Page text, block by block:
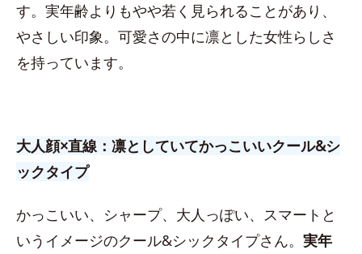
す。実年齢よりもやや若く見られることがあり、
やさしい印象。可愛さの中に凛とした女性らしさ
を持っています。
大人顔×直線：凛としていてかっこいいクール&シ
ックタイプ
かっこいい、シャープ、大人っぽい、スマートと
いうイメージのクール&シックタイプさん。 実年